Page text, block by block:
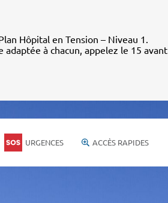
Hôpital en Tension – Niveau 1.
à chacun, appelez le 15 avant
URGENCES ACCÈS RAPIDES